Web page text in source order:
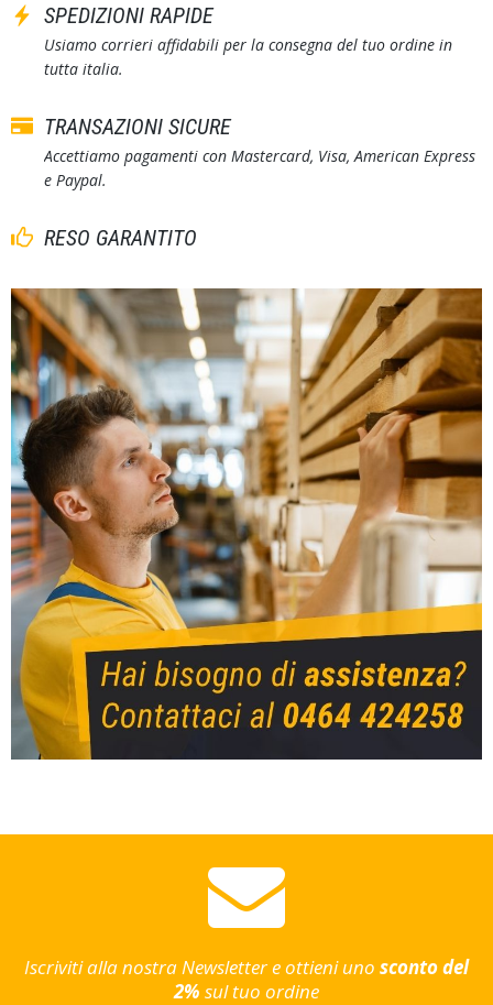
SPEDIZIONI RAPIDE
Usiamo corrieri affidabili per la consegna del tuo ordine in
tutta italia.
TRANSAZIONI SICURE
Accettiamo pagamenti con Mastercard, Visa, American Express
e Paypal.
RESO GARANTITO
Iscriviti alla nostra Newsletter e ottieni uno sconto del
2% sul tuo ordine